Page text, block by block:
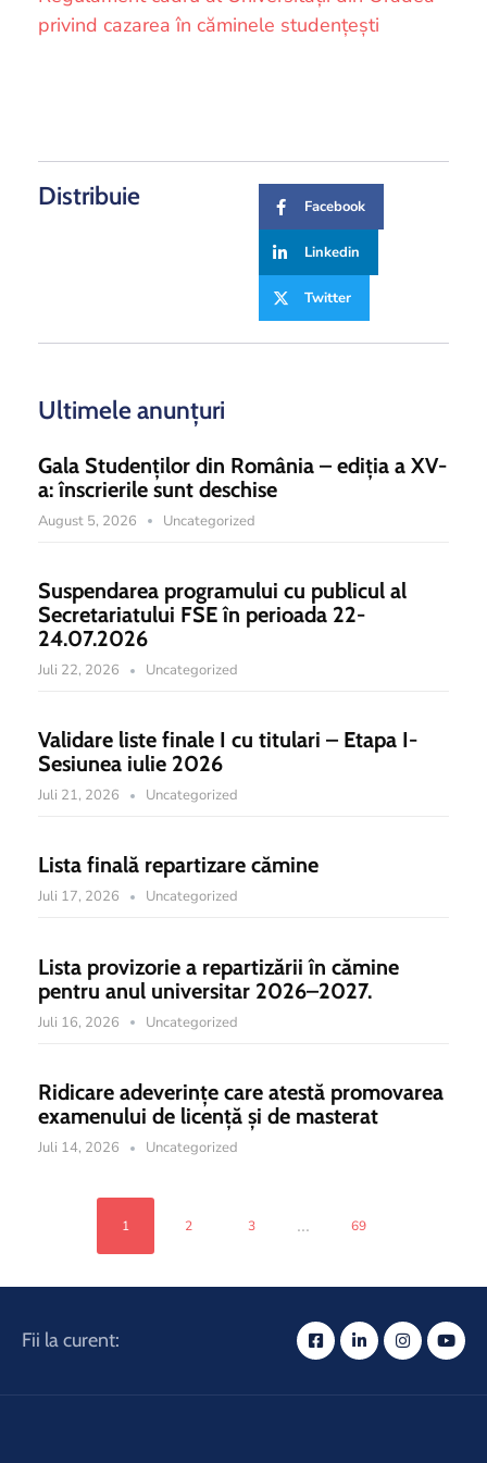
privind cazarea în căminele studențești
Distribuie Facebook
Linkedin
Twitter
Ultimele anunțuri
Gala Studenților din România – ediția a XV-
a: înscrierile sunt deschise
August 5, 2026 Uncategorized
Suspendarea programului cu publicul al
Secretariatului FSE în perioada 22-
24.07.2026
Juli 22, 2026 Uncategorized
Validare liste finale I cu titulari – Etapa I-
Sesiunea iulie 2026
Juli 21, 2026 Uncategorized
Lista finală repartizare cămine
Juli 17, 2026 Uncategorized
Lista provizorie a repartizării în cămine
pentru anul universitar 2026–2027.
Juli 16, 2026 Uncategorized
Ridicare adeverințe care atestă promovarea
examenului de licență și de masterat
Juli 14, 2026 Uncategorized
1 2 3 ... 69
Fii la curent: